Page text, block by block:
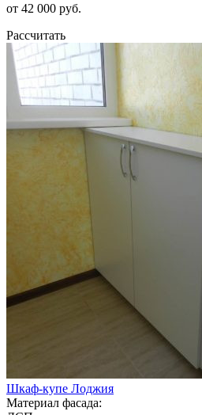
от 42 000 руб.
Рассчитать
Шкаф-купе Лоджия
Материал фасада: